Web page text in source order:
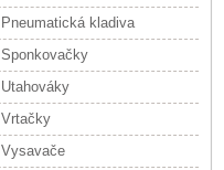
Pneumatická kladiva
Sponkovačky
Utahováky
Vrtačky
Vysavače